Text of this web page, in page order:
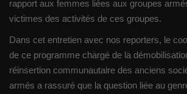
rapport aux femmes liées aux groupes
victimes des activités de ces groupes.
Dans cet entretien avec nos reporters, le
de ce programme chargé de la
réinsertion communautaire des anciens
armés a rassuré que la question liée au